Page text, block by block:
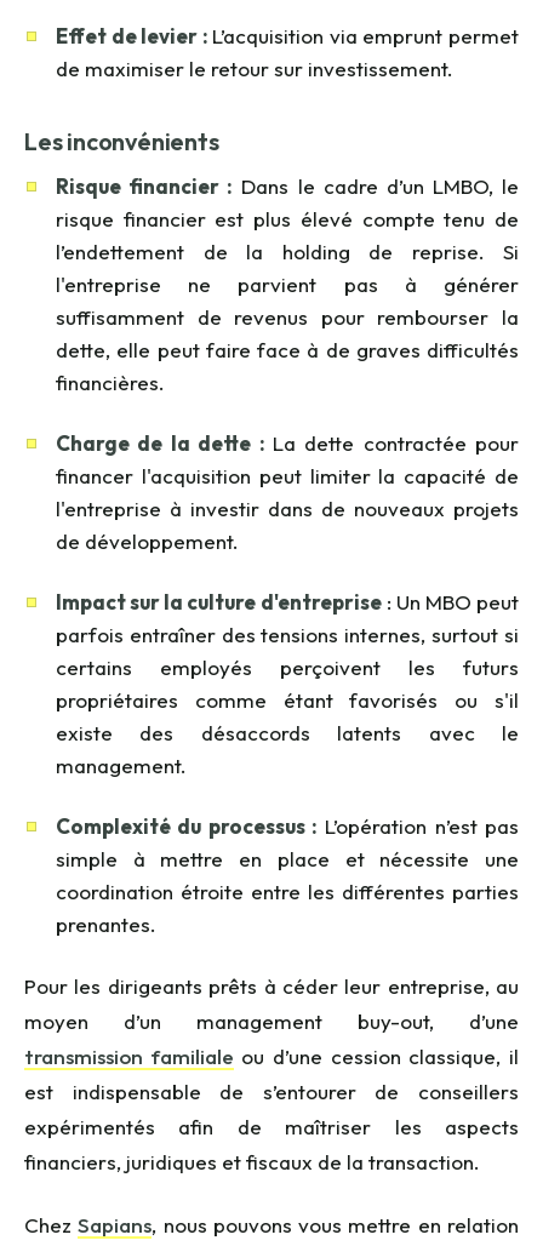
Effet de levier : L’acquisition via emprunt permet
de maximiser le retour sur investissement.
Les inconvénients
Risque financier : Dans le cadre d’un LMBO, le
risque financier est plus élevé compte tenu de
l’endettement de la holding de reprise. Si
l'entreprise ne parvient pas à générer
suffisamment de revenus pour rembourser la
dette, elle peut faire face à de graves difficultés
financières.
Charge de la dette : La dette contractée pour
financer l'acquisition peut limiter la capacité de
l'entreprise à investir dans de nouveaux projets
de développement.
Impact sur la culture d'entreprise: Un MBO peut
parfois entraîner des tensions internes, surtout si
certains employés perçoivent les futurs
propriétaires comme étant favorisés ou s'il
existe des désaccords latents avec le
management.
Complexité du processus : L’opération n’est pas
simple à mettre en place et nécessite une
coordination étroite entre les différentes parties
prenantes.
Pour les dirigeants prêts à céder leur entreprise, au
moyen d’un management buy-out, d’une
transmission familiale ou d’une cession classique, il
est indispensable de s’entourer de conseillers
expérimentés afin de maîtriser les aspects
financiers, juridiques et fiscaux de la transaction.
ChezSapians, nous pouvons vous mettre en relation